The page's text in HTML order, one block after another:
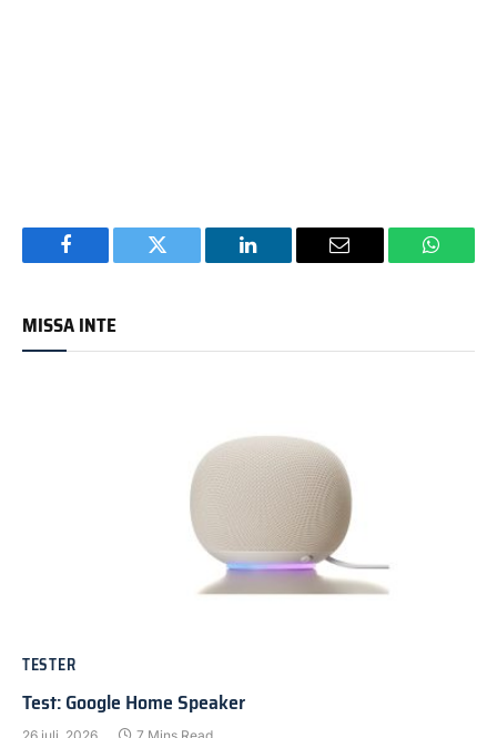
Facebook Twitter LinkedIn Email
MISSA INTE
TESTER
Test: Google Home Speaker